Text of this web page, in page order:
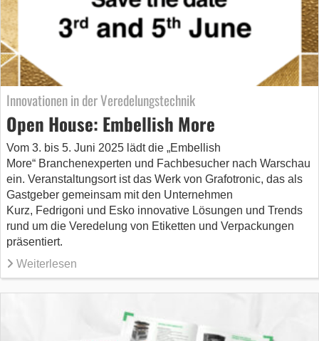
Innovationen in der Veredelungstechnik
Open House: Embellish More
Vom 3. bis 5. Juni 2025 lädt die „Embellish
More“ Branchenexperten und Fachbesucher nach Warschau
ein. Veranstaltungsort ist das Werk von Grafotronic, das als
Gastgeber gemeinsam mit den Unternehmen
Kurz, Fedrigoni und Esko innovative Lösungen und Trends
rund um die Veredelung von Etiketten und Verpackungen
präsentiert.
Weiterlesen